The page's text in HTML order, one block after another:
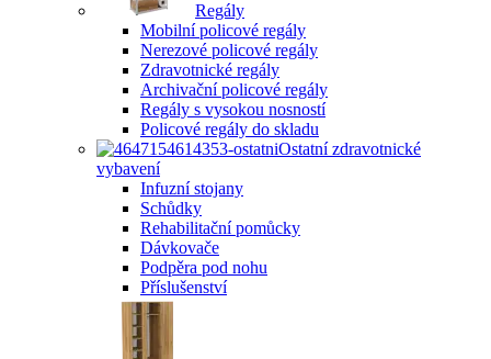
Regály
Mobilní policové regály
Nerezové policové regály
Zdravotnické regály
Archivační policové regály
Regály s vysokou nosností
Policové regály do skladu
Ostatní zdravotnické
vybavení
Infuzní stojany
Schůdky
Rehabilitační pomůcky
Dávkovače
Podpěra pod nohu
Příslušenství